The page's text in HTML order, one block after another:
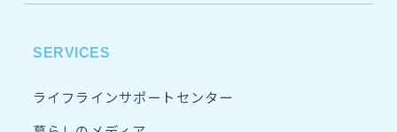
SERVICES
ライフラインサポートセンター